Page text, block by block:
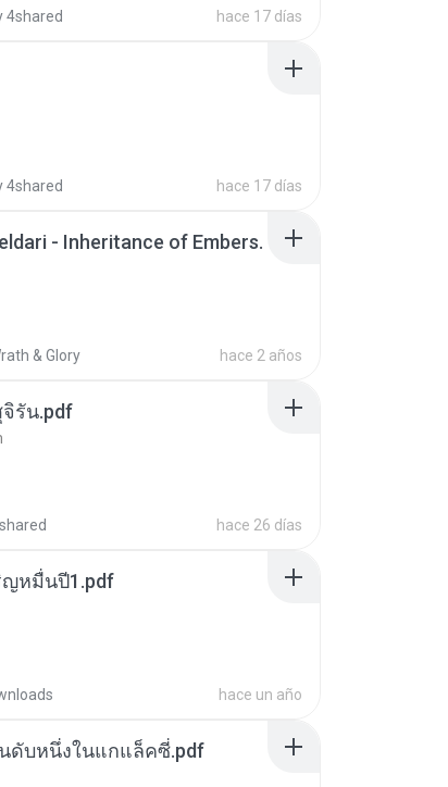
4shared hace 17 días
4shared hace 17 días
- Inheritance of Embers.
& Glory hace 2 años
รัน.pdf
hace 26 días
ญหมื่นปี1.pdf
hace un año
นดับหนึ่งในแกแล็คซี่.pdf